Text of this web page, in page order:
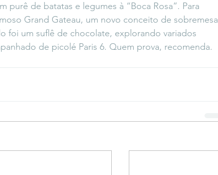
purê de batatas e legumes à “Boca Rosa”. Para
Grand Gateau, um novo conceito de sobremesa
foi um suflê de chocolate, explorando variados
de picolé Paris 6. Quem prova, recomenda.